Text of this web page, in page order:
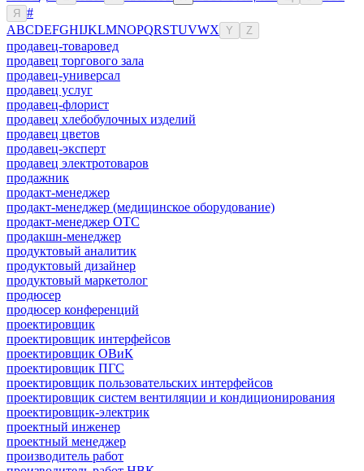
Я
#
ABCDEFGHIJKLMNOPQRSTUVWX Y Z
продавец-товаровед
продавец торгового зала
продавец-универсал
продавец услуг
продавец-флорист
продавец хлебобулочных изделий
продавец цветов
продавец-эксперт
продавец электротоваров
продажник
продакт-менеджер
продакт-менеджер (медицинское оборудование)
продакт-менеджер ОТС
продакшн-менеджер
продуктовый аналитик
продуктовый дизайнер
продуктовый маркетолог
продюсер
продюсер конференций
проектировщик
проектировщик интерфейсов
проектировщик ОВиК
проектировщик ПГС
проектировщик пользовательских интерфейсов
проектировщик систем вентиляции и кондиционирования
проектировщик-электрик
проектный инженер
проектный менеджер
производитель работ